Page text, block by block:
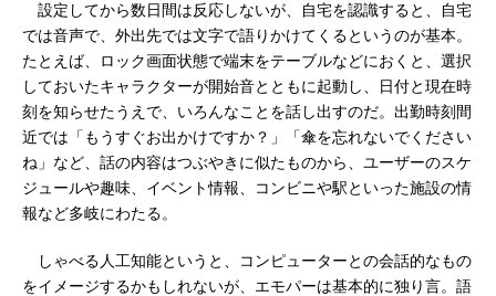
設定してから数日間は反応しないが、自宅を認識すると、自宅
では音声で、外出先では文字で語りかけてくるというのが基本。
たとえば、ロック画面状態で端末をテーブルなどにおくと、選択
しておいたキャラクターが開始音とともに起動し、日付と現在時
刻を知らせたうえで、いろんなことを話し出すのだ。出勤時刻間
近では「もうすぐお出かけですか？」「傘を忘れないでください
ね」など、話の内容はつぶやきに似たものから、ユーザーのスケ
ジュールや趣味、イベント情報、コンビニや駅といった施設の情
報など多岐にわたる。
しゃべる人工知能というと、コンピューターとの会話的なもの
をイメージするかもしれないが、エモパーは基本的に独り言。語